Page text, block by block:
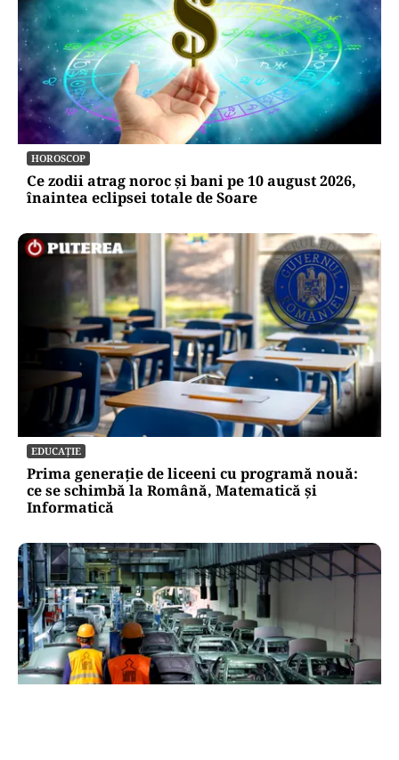
HOROSCOP
Ce zodii atrag noroc și bani pe 10 august 2026,
înaintea eclipsei totale de Soare
EDUCAȚIE
Prima generație de liceeni cu programă nouă:
ce se schimbă la Română, Matematică și
Informatică